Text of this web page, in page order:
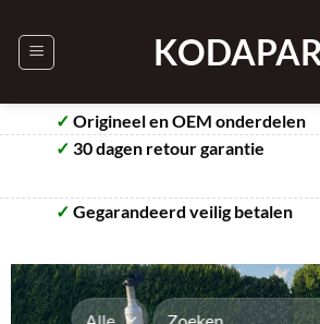
naar
inhoud
✓ Origineel en OEM onderdelen
✓ 30 dagen retour garantie
✓ Gegarandeerd veilig betalen
Zoeken